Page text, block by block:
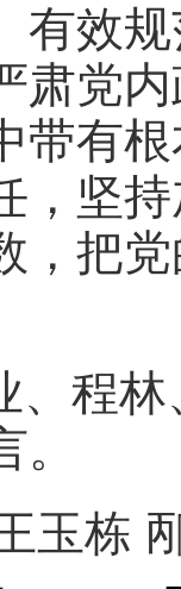
有效
肃党
带有
，坚
，把
、程
玉栋